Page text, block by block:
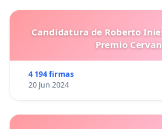
Candidatura de Roberto
Premio
4 194 firmas
20 Jun 2024